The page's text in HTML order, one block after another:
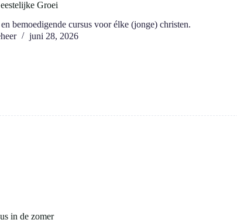
Groei
bemoedigende cursus voor élke (jonge) christen.
juni 28, 2026
in de zomer